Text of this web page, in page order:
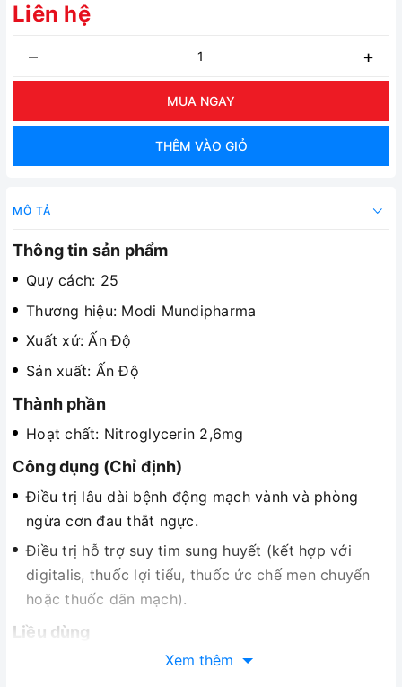
Liên hệ
– +
MUA NGAY
THÊM VÀO GIỎ
MÔ TẢ
Thông tin sản phẩm
Quy cách: 25
Thương hiệu: Modi Mundipharma
Xuất xứ: Ấn Độ
Sản xuất: Ấn Độ
Thành phần
Hoạt chất: Nitroglycerin 2,6mg
Công dụng (Chỉ định)
Điều trị lâu dài bệnh động mạch vành và phòng
ngừa cơn đau thắt ngực.
Điều trị hỗ trợ suy tim sung huyết (kết hợp với
digitalis, thuốc lợi tiểu, thuốc ức chế men chuyển
hoặc thuốc dãn mạch).
Liều dùng
Liều sử dụng thay đổi theo từng bệnh nhân, dựa
Xem thêm